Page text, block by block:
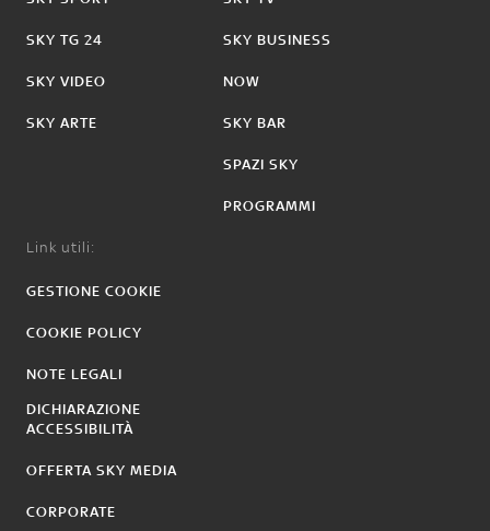
SKY TG 24
SKY VIDEO
SKY ARTE
SKY BUSINESS
NOW
SKY BAR
SPAZI SKY
PROGRAMMI
Link utili:
GESTIONE COOKIE
COOKIE POLICY
NOTE LEGALI
DICHIARAZIONE
ACCESSIBILITÀ
OFFERTA SKY MEDIA
CORPORATE